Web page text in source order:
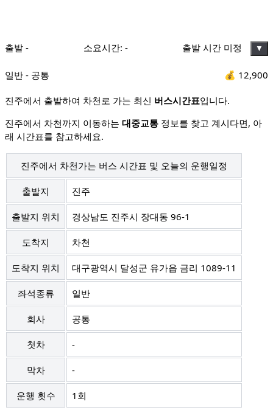
출발 - 소요시간: - 출발 시간 미정 ▼
일반 - 공통 💰 12,900
진주에서 출발하여 차천로 가는 최신 버스시간표입니다.
진주에서 차천까지 이동하는 대중교통 정보를 찾고 계시다면, 아
래 시간표를 참고하세요.
진주에서 차천가는 버스 시간표 및 오늘의 운행일정
출발지 진주
출발지 위치 경상남도 진주시 장대동 96-1
도착지 차천
도착지 위치 대구광역시 달성군 유가읍 금리 1089-11
좌석종류 일반
회사 공통
첫차 -
막차 -
운행 횟수 1회